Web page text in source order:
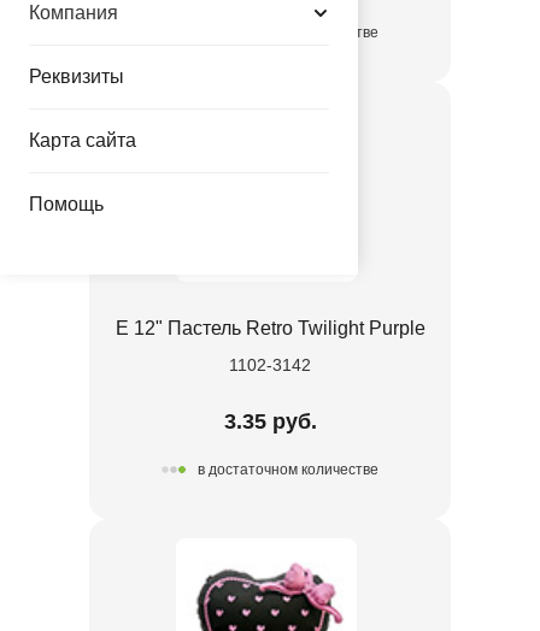
Компания
Реквизиты
Карта сайта
Помощь
в достаточном количестве
Е 12" Пастель Retro Twilight Purple
1102-3142
3.35 руб.
в достаточном количестве